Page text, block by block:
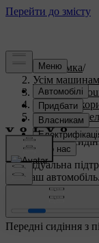
Підтримка/
Усім машинам
S60 Cross
Посібник
Прилади та
Сидіння/
Передні
Індивідуальна
про ваш автомобіль.
Передні сидіння з